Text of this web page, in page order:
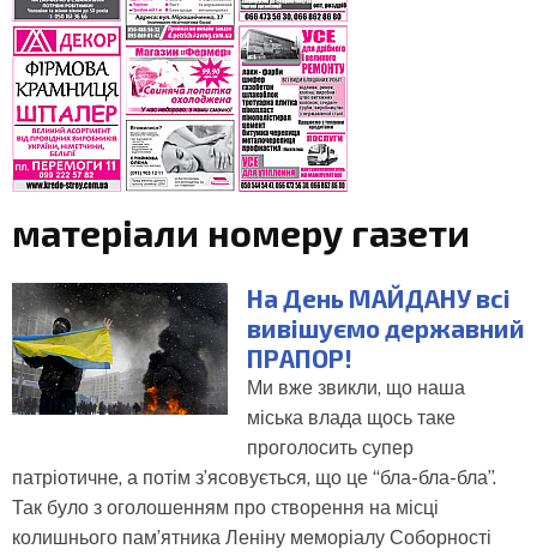
матеріали номеру газети
На День МАЙДАНУ всі
вивішуємо державний
ПРАПОР!
Ми вже звикли, що наша
міська влада щось таке
проголосить супер
патріотичне, а потім з’ясовується, що це “бла-бла-бла”.
Так було з оголошенням про створення на місці
колишнього пам’ятника Леніну меморіалу Соборності